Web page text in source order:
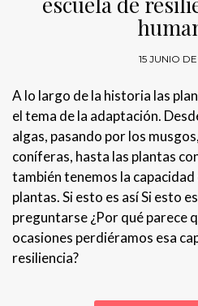
15 JUNIO
A lo largo de la historia las
el tema de la adaptación.
algas, pasando por los
coníferas, hasta las plantas
también tenemos la
plantas. Si esto es así Si esto
preguntarse ¿Por qué parece
ocasiones perdiéramos esa
resiliencia?